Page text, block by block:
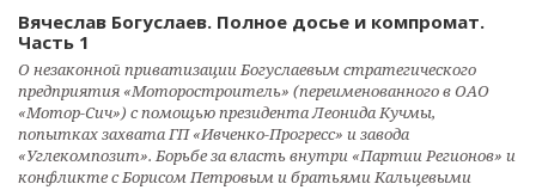
Вячеслав Богуслаев. Полное досье и компромат.
Часть 1
О незаконной приватизации Богуслаевым стратегического
предприятия «Моторостроитель» (переименованного в ОАО
«Мотор-Сич») с помощью президента Леонида Кучмы,
попытках захвата ГП «Ивченко-Прогресс» и завода
«Углекомпозит». Борьбе за власть внутри «Партии Регионов» и
конфликте с Борисом Петровым и братьями Кальцевыми